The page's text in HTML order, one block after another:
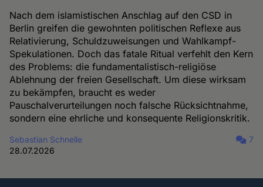
Nach dem islamistischen Anschlag auf den CSD in
Berlin greifen die gewohnten politischen Reflexe aus
Relativierung, Schuldzuweisungen und Wahlkampf-
Spekulationen. Doch das fatale Ritual verfehlt den Kern
des Problems: die fundamentalistisch-religiöse
Ablehnung der freien Gesellschaft. Um diese wirksam
zu bekämpfen, braucht es weder
Pauschalverurteilungen noch falsche Rücksichtnahme,
sondern eine ehrliche und konsequente Religionskritik.
Sebastian Schnelle
28.07.2026
7